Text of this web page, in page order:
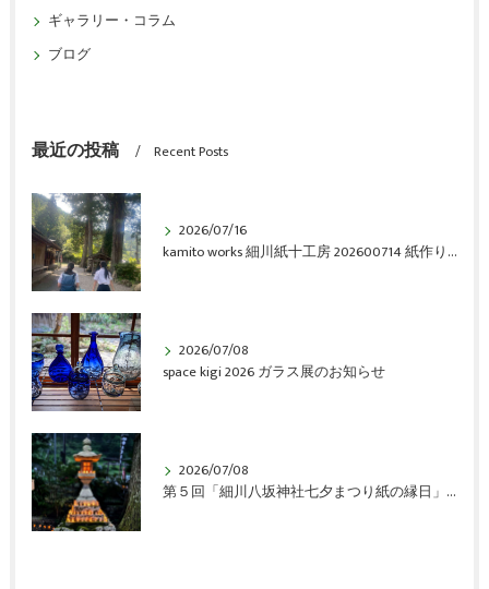
ギャラリー・コラム
ブログ
最近の投稿 Recent Posts
2026/07/16
kamito works 細川紙十工房 202600714 紙作り体験会 vol.6 アルバム
2026/07/08
space kigi 2026 ガラス展のお知らせ
2026/07/08
第５回「細川八坂神社七夕まつり紙の縁日」開催のご報告